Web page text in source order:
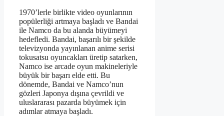
1970’lerle birlikte video oyunlarının
popülerliği artmaya başladı ve Bandai
ile Namco da bu alanda büyümeyi
hedefledi. Bandai, başarılı bir şekilde
televizyonda yayınlanan anime serisi
tokusatsu oyuncakları üretip satarken,
Namco ise arcade oyun makineleriyle
büyük bir başarı elde etti. Bu
dönemde, Bandai ve Namco’nun
gözleri Japonya dışına çevrildi ve
uluslararası pazarda büyümek için
adımlar atmaya başladı.